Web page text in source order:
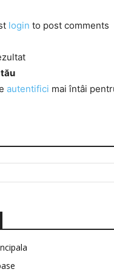
login to post comments
autentifici mai întâi